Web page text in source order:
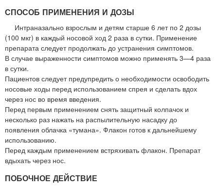
СПОСОБ ПРИМЕНЕНИЯ И ДОЗЫ
Интраназально взрослым и детям старше 6 лет по 2 дозы
(100 мкг) в каждый носовой ход 2 раза в сутки. Применение
препарата следует продолжать до устранения симптомов.
В случае выраженности симптомов можно применять 3—4 раза
в сутки.
Пациентов следует предупредить о необходимости освободить
носовые ходы перед использованием спрея и сделать вдох
через нос во время введения.
Перед первым применением снять защитный колпачок и
несколько раз нажать на распылительную насадку до
появления облачка «тумана». Флакон готов к дальнейшему
использованию.
Перед каждым применением встряхивать флакон. Препарат
вдыхать через нос.
ПОБОЧНОЕ ДЕЙСТВИЕ